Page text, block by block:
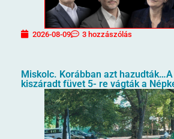
2026-08-09 3 hozzászólás
Miskolc. Korábban azt
kiszáradt füvet 5- re vágták a